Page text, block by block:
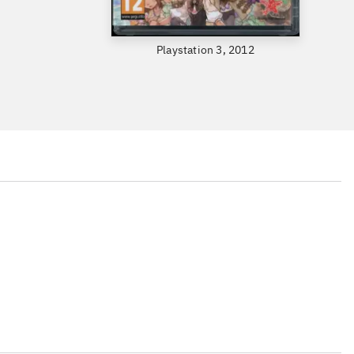
Playstation 3, 2012